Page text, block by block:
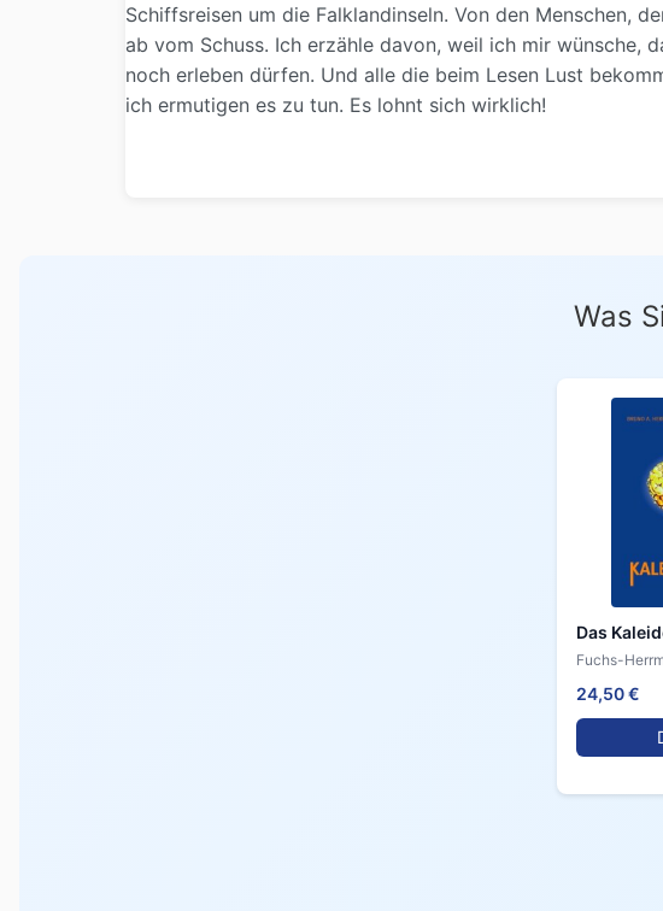
Schiffsreisen um die Falklandinseln. Von den Menschen,
ab vom Schuss. Ich erzähle davon, weil ich mir wünsche,
noch erleben dürfen. Und alle die beim Lesen Lust
ich ermutigen es zu tun. Es lohnt sich wirklich!
Was
Das
Fuchs-
24,50 €